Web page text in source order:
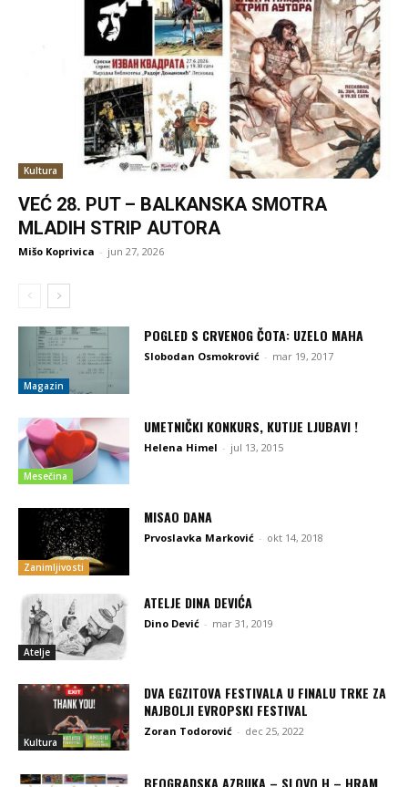
Kultura
VEĆ 28. PUT – BALKANSKA SMOTRA
MLADIH STRIP AUTORA
Mišo Koprivica - jun 27, 2026
Magazin
POGLED S CRVENOG ČOTA: UZELO MAHA
Slobodan Osmokrović - mar 19, 2017
Mesečina
UMETNIČKI KONKURS, KUTIJE LJUBAVI !
Helena Himel - jul 13, 2015
Zanimljivosti
MISAO DANA
Prvoslavka Marković - okt 14, 2018
Atelje
ATELJE DINA DEVIĆA
Dino Dević - mar 31, 2019
Kultura
DVA EGZITOVA FESTIVALA U FINALU TRKE ZA
NAJBOLJI EVROPSKI FESTIVAL
Zoran Todorović - dec 25, 2022